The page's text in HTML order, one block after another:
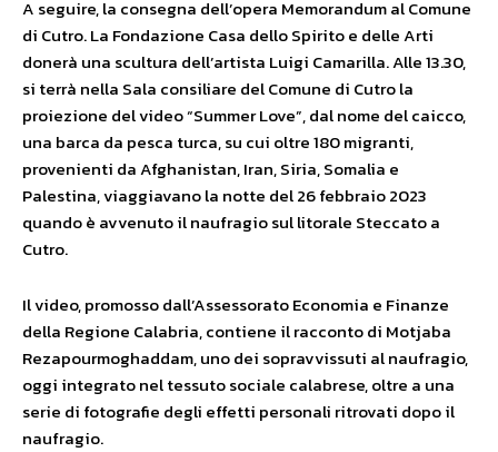
A seguire, la consegna dell’opera Memorandum al Comune
di Cutro. La Fondazione Casa dello Spirito e delle Arti
donerà una scultura dell’artista Luigi Camarilla. Alle 13.30,
si terrà nella Sala consiliare del Comune di Cutro la
proiezione del video “Summer Love”, dal nome del caicco,
una barca da pesca turca, su cui oltre 180 migranti,
provenienti da Afghanistan, Iran, Siria, Somalia e
Palestina, viaggiavano la notte del 26 febbraio 2023
quando è avvenuto il naufragio sul litorale Steccato a
Cutro.
Il video, promosso dall’Assessorato Economia e Finanze
della Regione Calabria, contiene il racconto di Motjaba
Rezapourmoghaddam, uno dei sopravvissuti al naufragio,
oggi integrato nel tessuto sociale calabrese, oltre a una
serie di fotografie degli effetti personali ritrovati dopo il
naufragio.